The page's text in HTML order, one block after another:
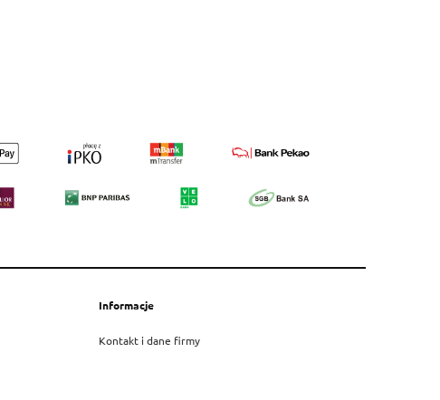
Informacje
Kontakt i dane firmy